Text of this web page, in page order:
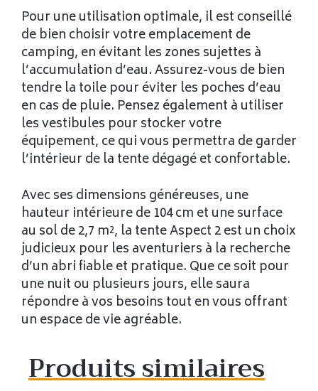
Pour une utilisation optimale, il est conseillé
de bien choisir votre emplacement de
camping, en évitant les zones sujettes à
l’accumulation d’eau. Assurez-vous de bien
tendre la toile pour éviter les poches d’eau
en cas de pluie. Pensez également à utiliser
les vestibules pour stocker votre
équipement, ce qui vous permettra de garder
l’intérieur de la tente dégagé et confortable.
Avec ses dimensions généreuses, une
hauteur intérieure de 104 cm et une surface
au sol de 2,7 m², la tente Aspect 2 est un choix
judicieux pour les aventuriers à la recherche
d’un abri fiable et pratique. Que ce soit pour
une nuit ou plusieurs jours, elle saura
répondre à vos besoins tout en vous offrant
un espace de vie agréable.
Produits similaires